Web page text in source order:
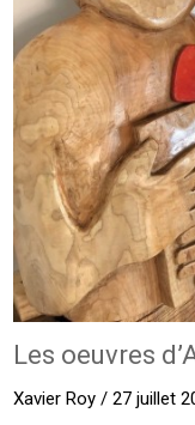
Les oeuvres
Xavier Roy / 27 juillet